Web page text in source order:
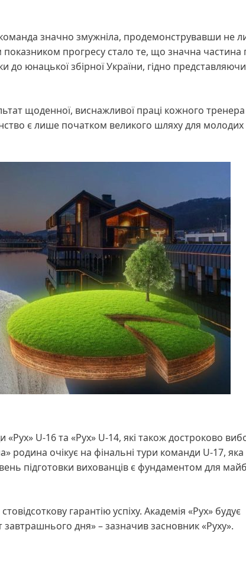
значно змужніла, продемонструвавши не
прогресу стало те, що значна частина
до юнацької збірної України, гідно
щоденної, виснажливої праці кожного тренера
є лише початком великого шляху для молодих
U-16 та «Рух» U-14, які також достроково
родина очікує на фінальні тури команди U-17, яка
підготовки вихованців є фундаментом для
гарантію успіху. Академія «Рух» будує
дня» – зазначив засновник «Руху».